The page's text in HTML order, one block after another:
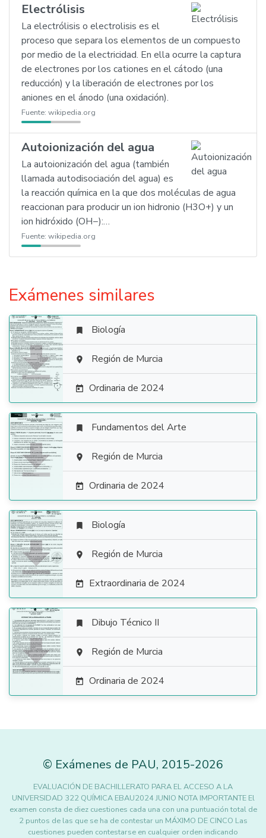
Electrólisis
La electrólisis o electrolisis es el
proceso que separa los elementos de un compuesto
por medio de la electricidad. En ella ocurre la captura
de electrones por los cationes en el cátodo (una
reducción) y la liberación de electrones por los
aniones en el ánodo (una oxidación).
Fuente: wikipedia.org
Autoionización del agua
La autoionización del agua (también
llamada autodisociación del agua) es
la reacción química en la que dos moléculas de agua
reaccionan para producir un ion hidronio (H3O+) y un
ion hidróxido (OH−):…
Fuente: wikipedia.org
Exámenes similares

 Biología
 Región de Murcia
 Ordinaria de 2024

 Fundamentos del Arte
 Región de Murcia
 Ordinaria de 2024

 Biología
 Región de Murcia
 Extraordinaria de 2024

 Dibujo Técnico II
 Región de Murcia
 Ordinaria de 2024
© Exámenes de PAU, 2015-2026
EVALUACIÓN DE BACHILLERATO PARA EL ACCESO A LA
UNIVERSIDAD 322 QUÍMICA EBAU2024 JUNIO NOTA IMPORTANTE El
examen consta de diez cuestiones cada una con una puntuación total de
2 puntos de las que se ha de contestar un MÁXIMO DE CINCO Las
cuestiones pueden contestarse en cualquier orden indicando